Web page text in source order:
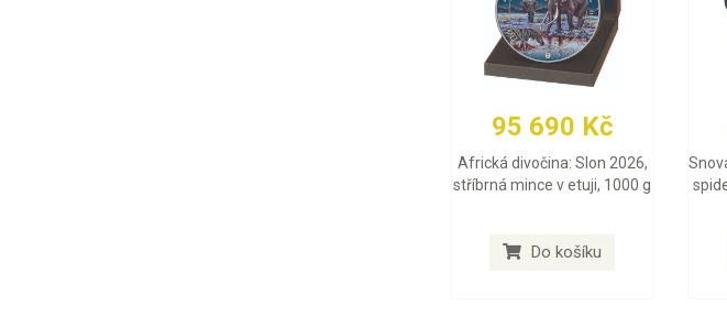
95 690 Kč
Africká divočina: Slon 2026,
stříbrná mince v etuji, 1000 g
Do košíku